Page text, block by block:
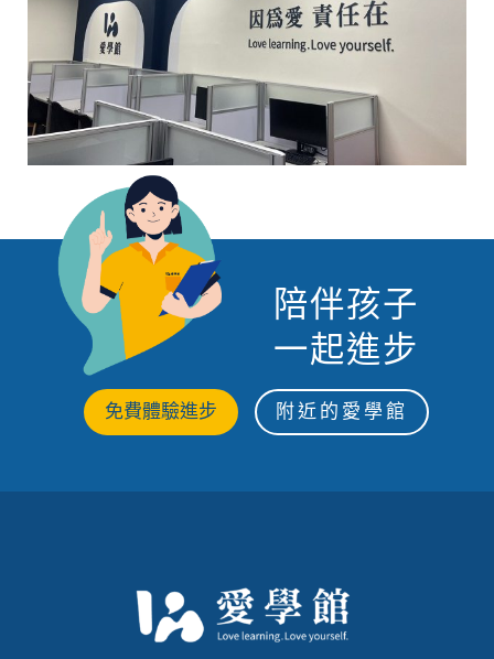
陪伴孩子
一起進步
免費體驗進步 附近的愛學館